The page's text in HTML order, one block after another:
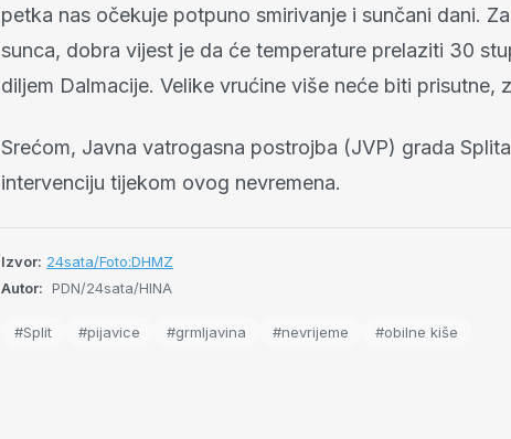
petka nas očekuje potpuno smirivanje i sunčani dani.
sunca, dobra vijest je da će temperature prelaziti 30
diljem Dalmacije. Velike vrućine više neće biti prisutne,
Srećom, Javna vatrogasna postrojba (JVP) grada
intervenciju tijekom ovog nevremena.
Izvor: 24sata/Foto:DHMZ
Autor: PDN/24sata/HINA
#Split #pijavice #grmljavina #nevrijeme #obilne kiše